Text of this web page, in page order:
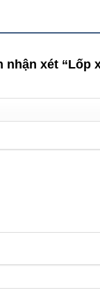
xét “Lốp